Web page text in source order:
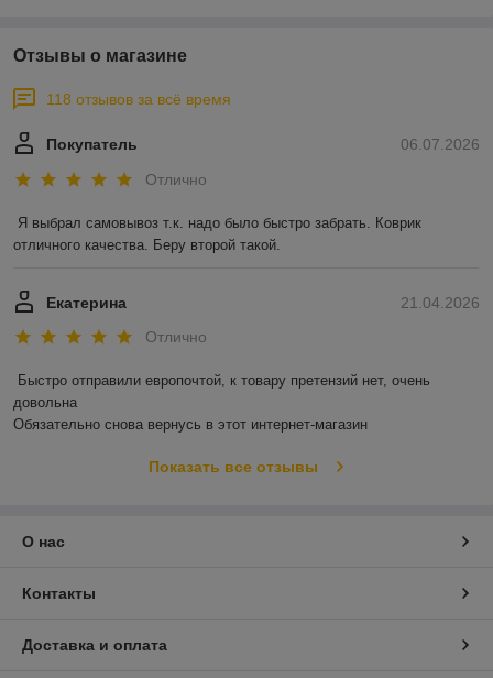
Отзывы о магазине
118 отзывов за всё время
06.07.2026
Покупатель
Отлично
Я выбрал самовывоз т.к. надо было быстро забрать. Коврик
отличного качества. Беру второй такой.
21.04.2026
Екатерина
Отлично
Быстро отправили европочтой, к товару претензий нет, очень
довольна
Обязательно снова вернусь в этот интернет-магазин
Показать все отзывы
О нас
Контакты
Доставка и оплата